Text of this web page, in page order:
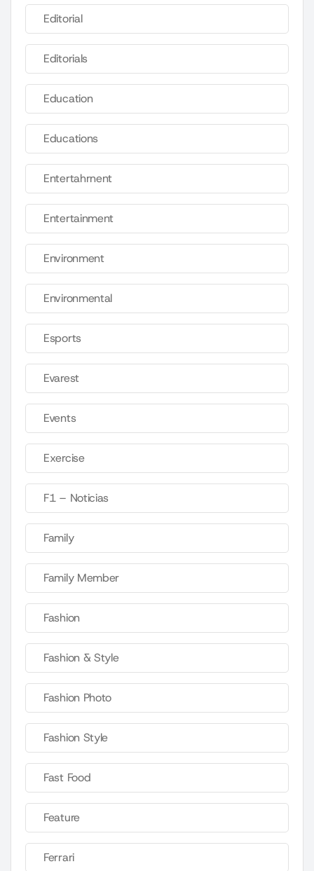
Editorial
Editorials
Education
Educations
Entertahrnent
Entertainment
Environment
Environmental
Esports
Evarest
Events
Exercise
F1 – Noticias
Family
Family Member
Fashion
Fashion & Style
Fashion Photo
Fashion Style
Fast Food
Feature
Ferrari